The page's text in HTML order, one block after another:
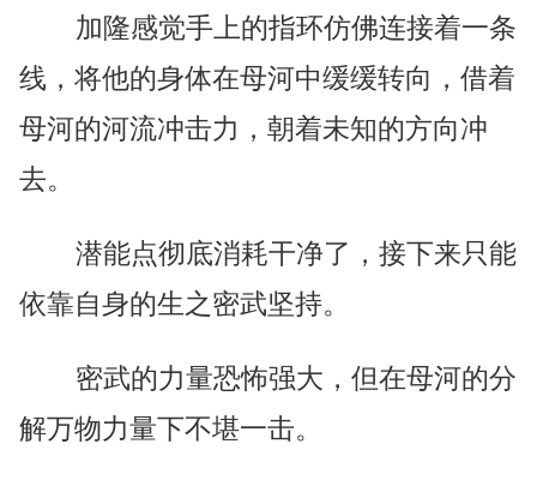
加隆感觉手上的指环仿佛连接着一条
线，将他的身体在母河中缓缓转向，借着
母河的河流冲击力，朝着未知的方向冲
去。
潜能点彻底消耗干净了，接下来只能
依靠自身的生之密武坚持。
密武的力量恐怖强大，但在母河的分
解万物力量下不堪一击。